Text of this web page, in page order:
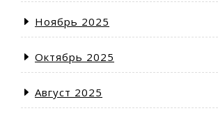
Ноябрь 2025
Октябрь 2025
Август 2025